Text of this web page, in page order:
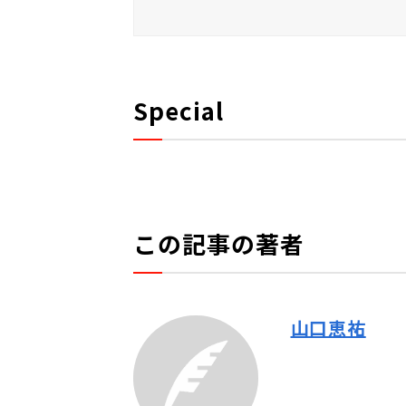
Special
この記事の著者
山口恵祐